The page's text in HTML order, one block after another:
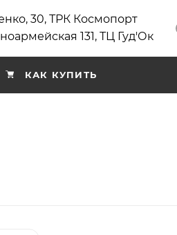
30, ТРК Космопорт
131, ТЦ Гуд'Ок
КАК КУПИТЬ